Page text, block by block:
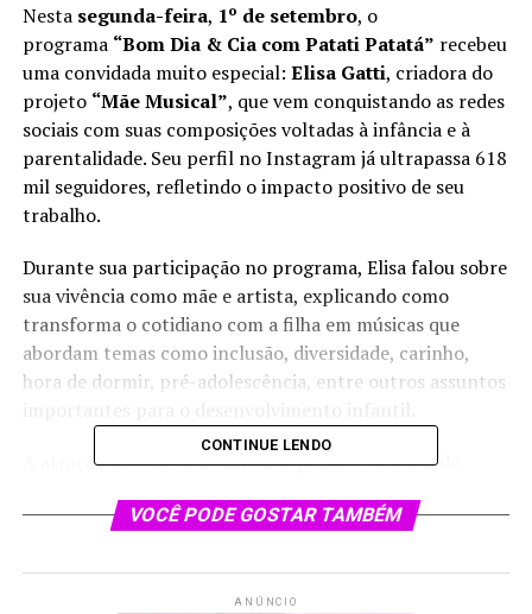
Nesta segunda-feira, 1º de setembro, o
programa “Bom Dia & Cia com Patati Patatá” recebeu
uma convidada muito especial: Elisa Gatti, criadora do
projeto “Mãe Musical”, que vem conquistando as redes
sociais com suas composições voltadas à infância e à
parentalidade. Seu perfil no Instagram já ultrapassa 618
mil seguidores, refletindo o impacto positivo de seu
trabalho.
Durante sua participação no programa, Elisa falou sobre
sua vivência como mãe e artista, explicando como
transforma o cotidiano com a filha em músicas que
abordam temas como inclusão, diversidade, carinho,
hora de dormir, pré-adolescência, entre outros assuntos
A atração contou com um bate-papo descontraído,
e mensagens de valor para crianças e famílias.
“Bom Dia & Cia com Patati Patatá” é exibido de
segunda a sexta, a partir das 8h30, no SBT.
CONTINUE LENDO
VOCÊ PODE GOSTAR TAMBÉM
ANÚNCIO